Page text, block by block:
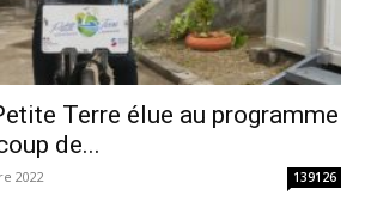
Terre élue au programme
de...
2022 139126